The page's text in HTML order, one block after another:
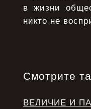
в жизни
никто не
Смотрите
ВЕЛИЧИЕ И